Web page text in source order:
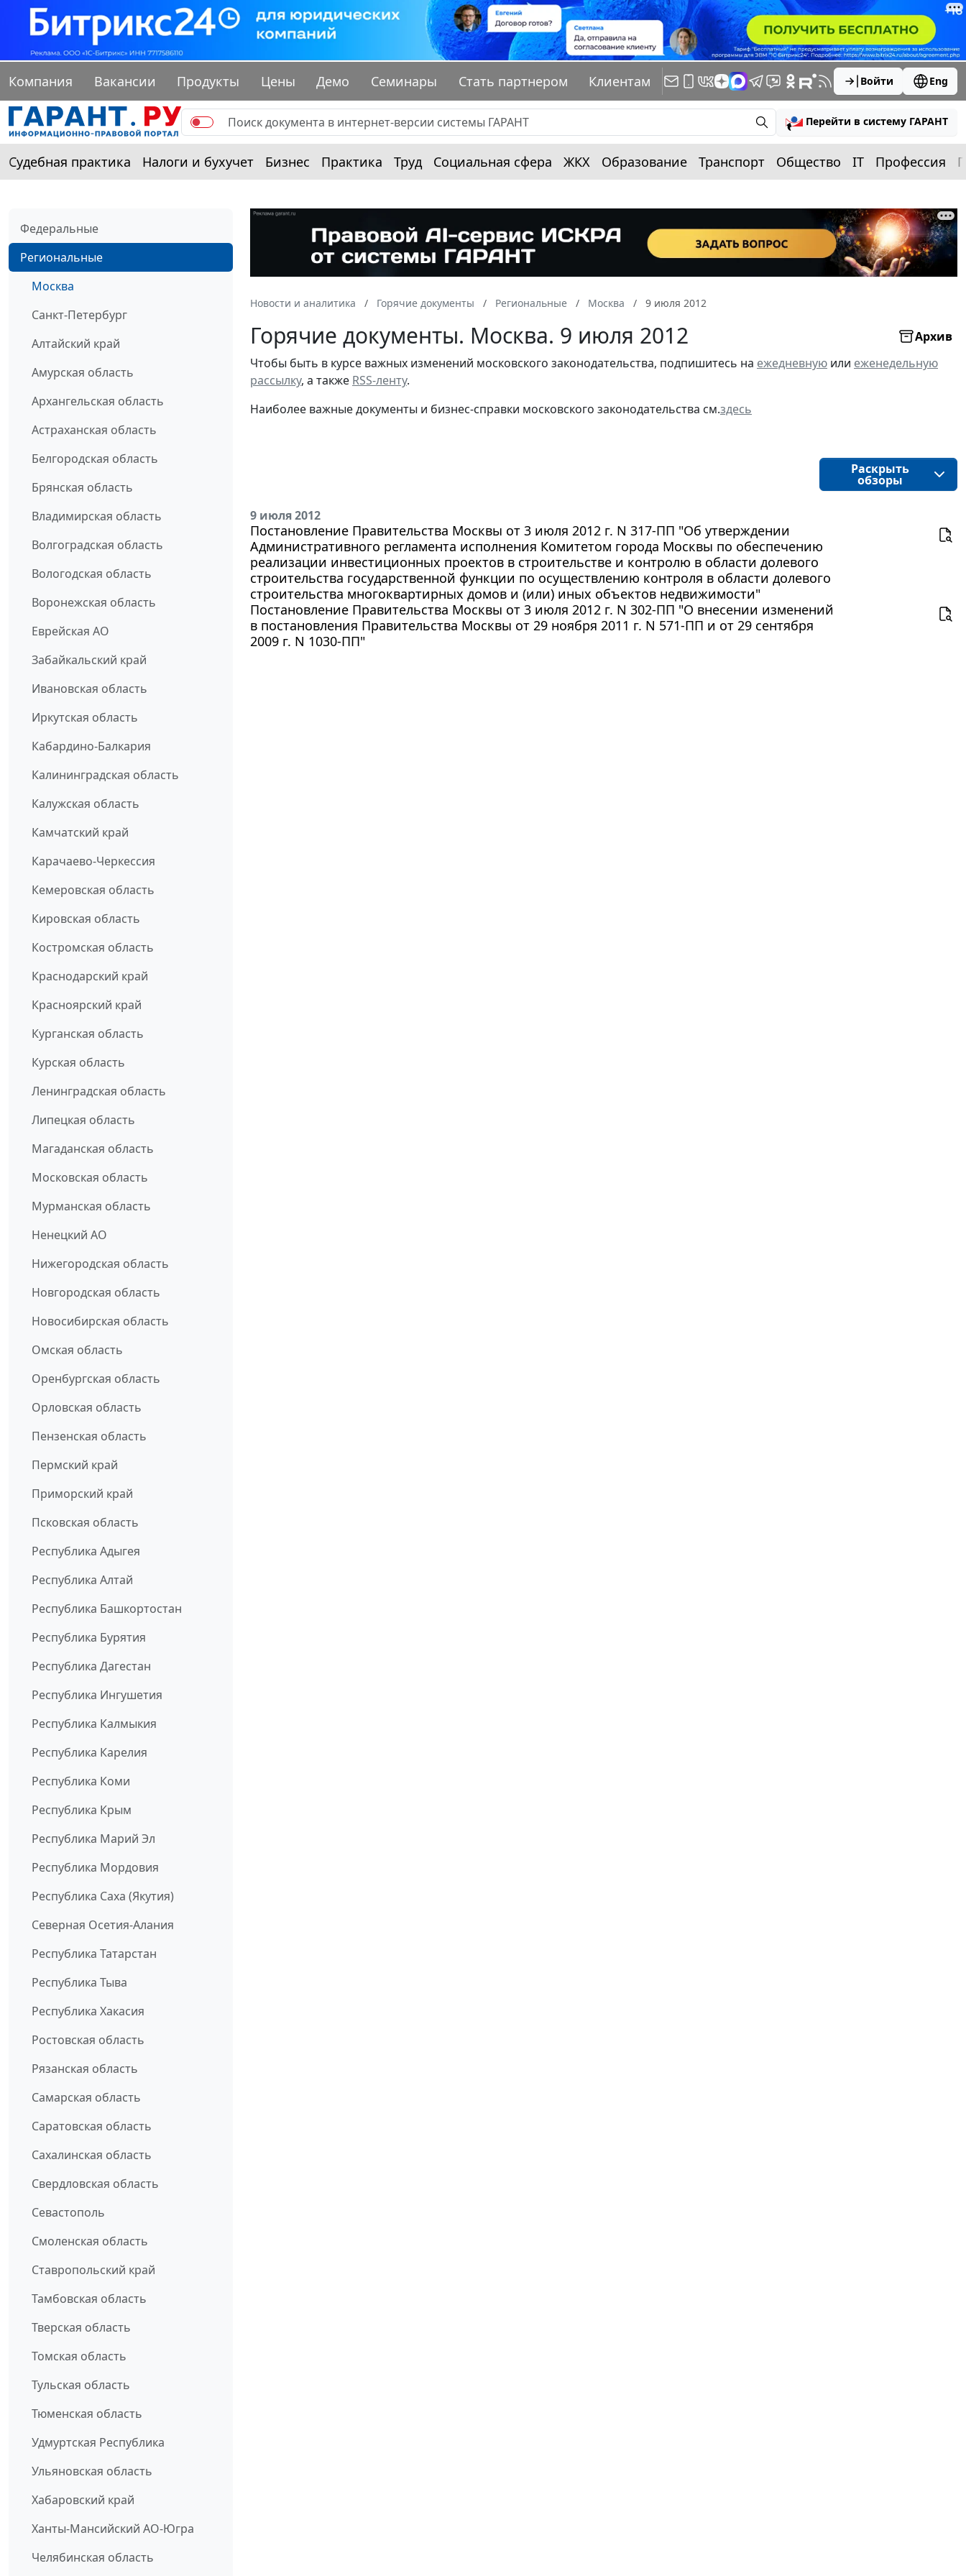
Компания Вакансии Продукты Цены Демо Семинары Стать партнером Клиентам Войти Eng
Перейти в систему ГАРАНТ
Судебная практика Налоги и бухучет Бизнес Практика Труд Социальная сфера ЖКХ Образование Транспорт Общество IT Профессия
Федеральные
Региональные
Москва
Санкт-Петербург
Алтайский край
Амурская область
Архангельская область
Астраханская область
Белгородская область
Брянская область
Владимирская область
Волгоградская область
Вологодская область
Воронежская область
Еврейская АО
Забайкальский край
Ивановская область
Иркутская область
Кабардино-Балкария
Калининградская область
Калужская область
Камчатский край
Карачаево-Черкессия
Кемеровская область
Кировская область
Костромская область
Краснодарский край
Красноярский край
Курганская область
Курская область
Ленинградская область
Липецкая область
Магаданская область
Московская область
Мурманская область
Ненецкий АО
Нижегородская область
Новгородская область
Новосибирская область
Омская область
Оренбургская область
Орловская область
Пензенская область
Пермский край
Приморский край
Псковская область
Республика Адыгея
Республика Алтай
Республика Башкортостан
Республика Бурятия
Республика Дагестан
Республика Ингушетия
Республика Калмыкия
Республика Карелия
Республика Коми
Республика Крым
Республика Марий Эл
Республика Мордовия
Республика Саха (Якутия)
Северная Осетия-Алания
Республика Татарстан
Республика Тыва
Республика Хакасия
Ростовская область
Рязанская область
Самарская область
Саратовская область
Сахалинская область
Свердловская область
Севастополь
Смоленская область
Ставропольский край
Тамбовская область
Тверская область
Томская область
Тульская область
Тюменская область
Удмуртская Республика
Ульяновская область
Хабаровский край
Ханты-Мансийский АО-Югра
Челябинская область
Новости и аналитика Горячие документы Региональные Москва 9 июля 2012
Горячие документы. Москва. 9 июля 2012
Архив
Чтобы быть в курсе важных изменений московского законодательства, подпишитесь на ежедневную или еженедельную
рассылку, а также RSS-ленту.
Наиболее важные документы и бизнес-справки московского законодательства см.здесь
Раскрыть
обзоры
9 июля 2012
Постановление Правительства Москвы от 3 июля 2012 г. N 317-ПП "Об утверждении
Административного регламента исполнения Комитетом города Москвы по обеспечению
реализации инвестиционных проектов в строительстве и контролю в области долевого
строительства государственной функции по осуществлению контроля в области долевого
строительства многоквартирных домов и (или) иных объектов недвижимости"
Постановление Правительства Москвы от 3 июля 2012 г. N 302-ПП "О внесении изменений
в постановления Правительства Москвы от 29 ноября 2011 г. N 571-ПП и от 29 сентября
2009 г. N 1030-ПП"